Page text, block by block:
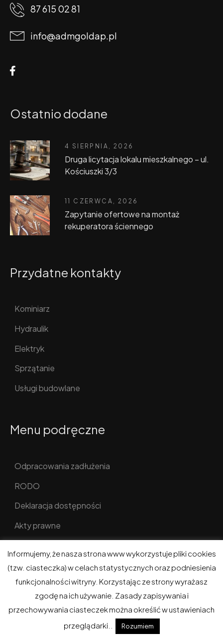
87 615 02 81
info@admgoldap.pl
Ostatnio dodane
4 SIERPNIA, 2026
Druga licytacja lokalu mieszkalnego – ul.
Kościuszki 3/3
11 CZERWCA, 2026
Zapytanie ofertowe na montaż
rekuperatora ściennego
Przydatne kontakty
Kominiarz
Hydraulik
Elektryk
Sprzątanie
Usługi budowlane
Menu podręczne
Odpracowania zadłużenia
RODO
Deklaracja dostępności
Akty prawne
ADM w Gołdapi © 2026. Wszelkie prawa zastrzeżone.
Realizacja i hosting:eGoldap.pl.
Informujemy, że nasza strona www wykorzystuje pliki cookies
(tzw. ciasteczka) w celach statystycznych oraz podniesienia
funkcjonalności witryny. Korzystając ze strony wyrażasz
zgodę na ich używanie. Zasady zapisywania i
przechowywania ciasteczek można określić w ustawieniach
przeglądarki..
Rozumiem